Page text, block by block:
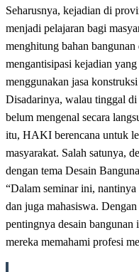
Seharusnya, kejadian di
menjadi pelajaran bagi
menghitung bahan
mengantisipasi kejadian
menggunakan jasa
Disadarinya, walau tinggal
belum mengenal secara
itu, HAKI berencana untuk
masyarakat. Salah satunya,
dengan tema Desain
“Dalam seminar ini,
dan juga mahasiswa.
pentingnya desain bangunan
mereka memahami profesi